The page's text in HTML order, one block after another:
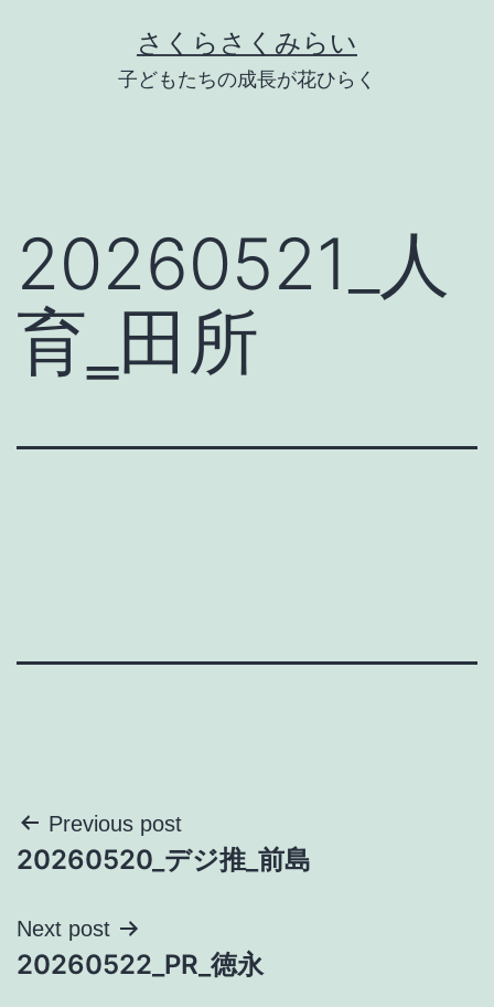
さくらさくみらい
子どもたちの成長が花ひらく
20260521_人
育‗田所
投
稿
ナ
ビ
Previous post
20260520_デジ推_前島
Next post
20260522_PR_徳永